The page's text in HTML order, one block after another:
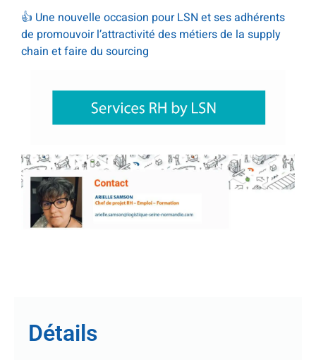
👍 Une nouvelle occasion pour LSN et ses adhérents
de promouvoir l’attractivité des métiers de la supply
chain et faire du sourcing
Détails